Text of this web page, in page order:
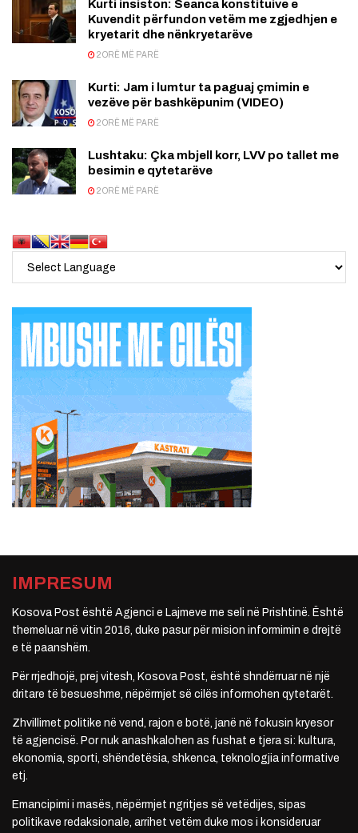
Kurti insiston: Seanca konstituive e
Kuvendit përfundon vetëm me zgjedhjen e
kryetarit dhe nënkryetarëve
2 ORË MË PARË
Kurti: Jam i lumtur ta paguaj çmimin e
vezëve për bashkëpunim (VIDEO)
2 ORË MË PARË
Lushtaku: Çka mbjell korr, LVV po tallet me
besimin e qytetarëve
2 ORË MË PARË
IMPRESUM
Kosova Post është Agjenci e Lajmeve me seli në Prishtinë. Është
themeluar në vitin 2016, duke pasur për mision informimin e drejtë
e të paanshëm.
Për rrjedhojë, prej vitesh, Kosova Post, është shndërruar në një
dritare të besueshme, nëpërmjet së cilës informohen qytetarët.
Zhvillimet politike në vend, rajon e botë, janë në fokusin kryesor
të agjencisë. Por nuk anashkalohen as fushat e tjera si: kultura,
ekonomia, sporti, shëndetësia, shkenca, teknologjia informative
etj.
Emancipimi i masës, nëpërmjet ngritjes së vetëdijes, sipas
politikave redaksionale, arrihet vetëm duke mos i konsideruar